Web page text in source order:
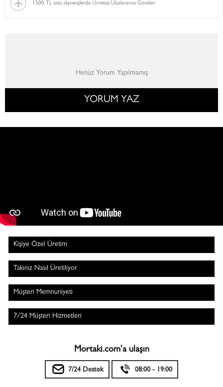
1500 TL üstü alışverişlerde Ücretsiz Uluslararası Gönderi
Henüz Yorum Yapılmamış
YORUM YAZ
Kişiye Özel Üretim
Takınız Nasıl Üretiliyor
Müşteri Memnuniyeti
7/24 Müşteri Hizmetleri
Mortaki.com'a ulaşın
7/24 Destek 08:00 - 19:00